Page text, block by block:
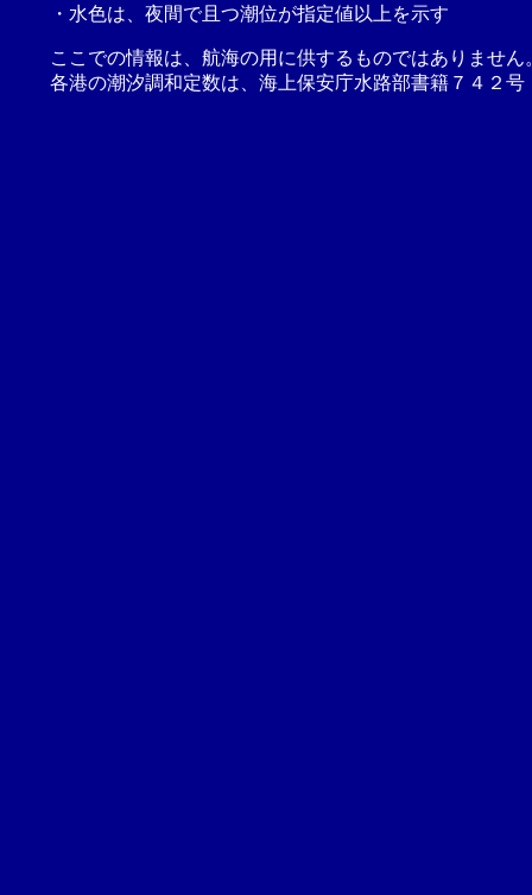
・水色は、夜間で且つ潮位が指定値以上を示す
ここでの情報は、航海の用に供するものではありませ
各港の潮汐調和定数は、海上保安庁水路部書籍７４２